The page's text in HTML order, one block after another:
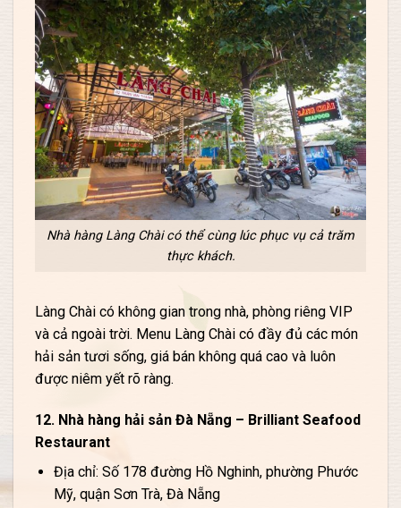
Nhà hàng Làng Chài có thể cùng lúc phục vụ cả trăm
thực khách.
Làng Chài có không gian trong nhà, phòng riêng VIP
và cả ngoài trời. Menu Làng Chài có đầy đủ các món
hải sản tươi sống, giá bán không quá cao và luôn
được niêm yết rõ ràng.
12. Nhà hàng hải sản Đà Nẵng – Brilliant Seafood
Restaurant
Địa chỉ: Số 178 đường Hồ Nghinh, phường Phước
Mỹ, quận Sơn Trà, Đà Nẵng